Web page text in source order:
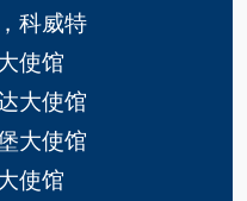
科威特
使馆
大使馆
大使馆
使馆